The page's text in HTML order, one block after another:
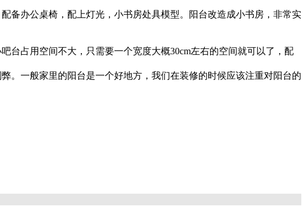
备办公桌椅，配上灯光，小书房处具模型。阳台改造成小书房，非常实
台占用空间不大，只需要一个宽度大概30cm左右的空间就可以了，配
。一般家里的阳台是一个好地方，我们在装修的时候应该注重对阳台的